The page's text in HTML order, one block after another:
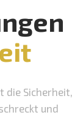
die Sicherheit,
und